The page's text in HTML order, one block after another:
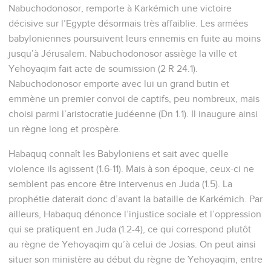
Nabuchodonosor, remporte à Karkémich une victoire
décisive sur l’Egypte désormais très affaiblie. Les armées
babyloniennes poursuivent leurs ennemis en fuite au moins
jusqu’à Jérusalem. Nabuchodonosor assiège la ville et
Yehoyaqim fait acte de soumission (2 R 24.1).
Nabuchodonosor emporte avec lui un grand butin et
emmène un premier convoi de captifs, peu nombreux, mais
choisi parmi l’aristocratie judéenne (Dn 1.1). Il inaugure ainsi
un règne long et prospère.
Habaquq connaît les Babyloniens et sait avec quelle
violence ils agissent (1.6-11). Mais à son époque, ceux-ci ne
semblent pas encore être intervenus en Juda (1.5). La
prophétie daterait donc d’avant la bataille de Karkémich. Par
ailleurs, Habaquq dénonce l’injustice sociale et l’oppression
qui se pratiquent en Juda (1.2-4), ce qui correspond plutôt
au règne de Yehoyaqim qu’à celui de Josias. On peut ainsi
situer son ministère au début du règne de Yehoyaqim, entre